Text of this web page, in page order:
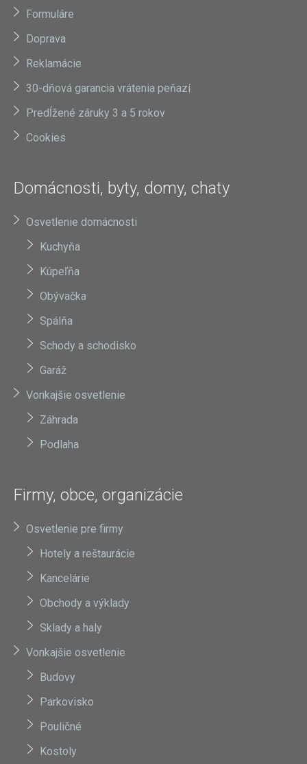
Formuláre
Doprava
Reklamácie
30-dňová garancia vrátenia peňazí
Predĺžené záruky 3 a 5 rokov
Cookies
Domácnosti, byty, domy, chaty
Osvetlenie domácnosti
Kuchyňa
Kúpeľňa
Obývačka
Spálňa
Schody a schodisko
Garáž
Vonkajšie osvetlenie
Záhrada
Podlaha
Firmy, obce, organizácie
Osvetlenie pre firmy
Hotely a reštaurácie
Kancelárie
Obchody a výklady
Sklady a haly
Vonkajšie osvetlenie
Budovy
Parkovisko
Pouličné
Kostoly